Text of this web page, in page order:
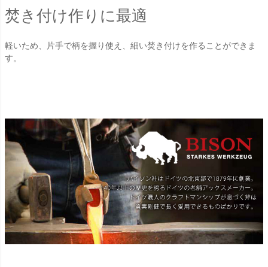
焚き付け作りに最適
軽いため、片手で柄を握り使え、細い焚き付けを作ることができま
す。